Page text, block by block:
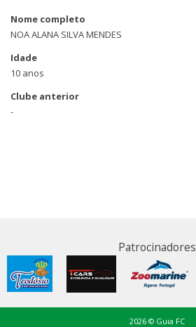
Nome completo
NOA ALANA SILVA MENDES
Idade
10 anos
Clube anterior
-
Patrocinadores
2026 © Guia FC